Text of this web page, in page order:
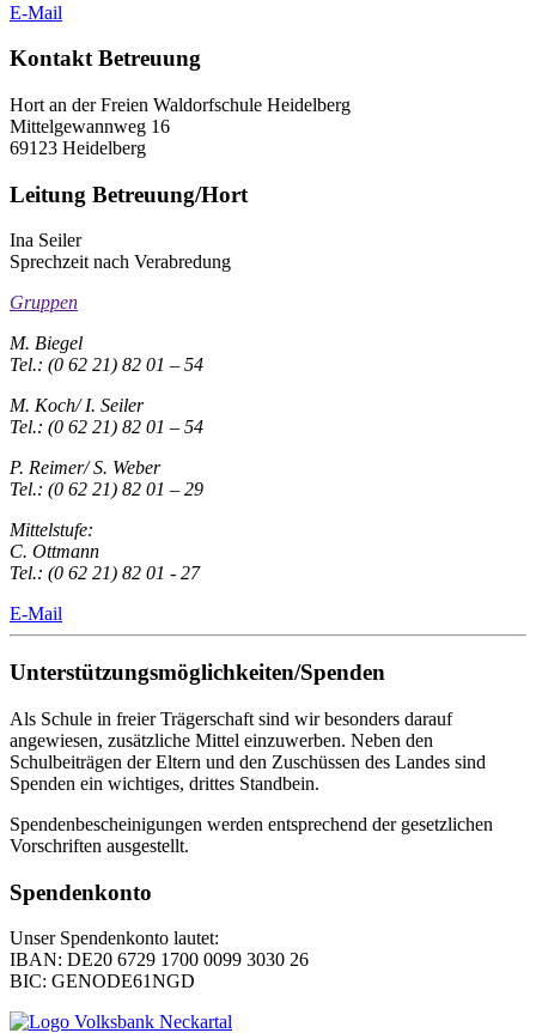
E-Mail
Kontakt Betreuung
Hort an der Freien Waldorfschule Heidelberg
Mittelgewannweg 16
69123 Heidelberg
Leitung Betreuung/Hort
Ina Seiler
Sprechzeit nach Verabredung
Gruppen
M. Biegel
Tel.: (0 62 21) 82 01 – 54
M. Koch/ I. Seiler
Tel.: (0 62 21) 82 01 – 54
P. Reimer/ S. Weber
Tel.: (0 62 21) 82 01 – 29
Mittelstufe:
C. Ottmann
Tel.: (0 62 21) 82 01 - 27
E-Mail
Unterstützungsmöglichkeiten/Spenden
Als Schule in freier Trägerschaft sind wir besonders darauf
angewiesen, zusätzliche Mittel einzuwerben. Neben den
Schulbeiträgen der Eltern und den Zuschüssen des Landes sind
Spenden ein wichtiges, drittes Standbein.
Spendenbescheinigungen werden entsprechend der gesetzlichen
Vorschriften ausgestellt.
Spendenkonto
Unser Spendenkonto lautet:
IBAN: DE20 6729 1700 0099 3030 26
BIC: GENODE61NGD